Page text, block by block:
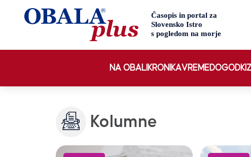
NA OBALI KRONIKAVREMEDOGODKI
Kolumne